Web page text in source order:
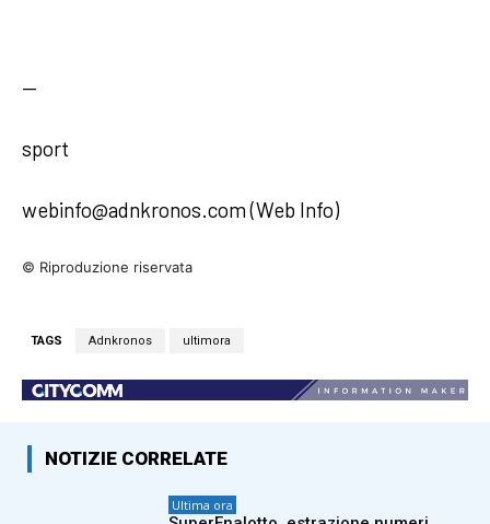
—
sport
webinfo@adnkronos.com (Web Info)
© Riproduzione riservata
TAGS Adnkronos ultimora
NOTIZIE CORRELATE
Ultima ora